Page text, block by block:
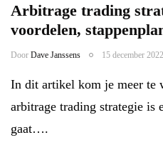
Arbitrage trading
voordelen,
Door Dave Janssens 15 december 2022
In dit artikel kom je meer te
arbitrage trading strategie is
gaat….